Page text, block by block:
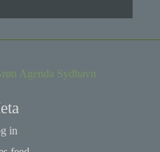
Agenda Sydhavn
in